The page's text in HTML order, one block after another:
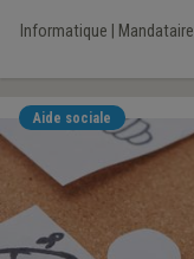
Informatique Mandataire
Aide sociale